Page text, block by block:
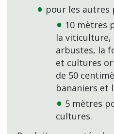
pour les autres
10 mètres
la viticulture,
arbustes, la
et cultures
de 50
bananiers et
5 mètres
cultures.